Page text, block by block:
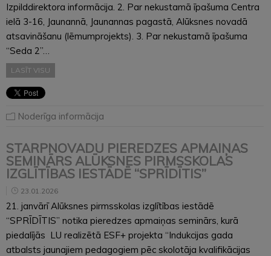
Izpilddirektora informācija. 2. Par nekustamā īpašuma Centra
ielā 3-16, Jaunannā, Jaunannas pagastā, Alūksnes novadā
atsavināšanu (lēmumprojekts). 3. Par nekustamā īpašuma
“Seda 2”…
LASĪT VISU
Noderīga informācija
STARPNOVADU PIEREDZES APMAIŅAS
SEMINĀRS ALŪKSNES PIRMSSKOLAS
IZGLĪTĪBAS IESTĀDĒ “SPRĪDĪTIS”
23.01.2026
21. janvārī Alūksnes pirmsskolas izglītības iestādē
“SPRĪDĪTIS” notika pieredzes apmaiņas seminārs, kurā
piedalījās LU realizētā ESF+ projekta “Indukcijas gada
atbalsts jaunajiem pedagogiem pēc skolotāja kvalifikācijas